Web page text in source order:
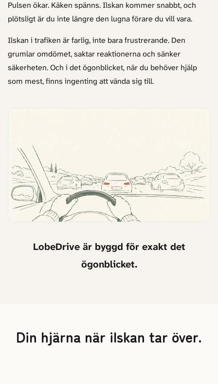
Pulsen ökar. Käken spänns. Ilskan kommer snabbt, och
plötsligt är du inte längre den lugna förare du vill vara.
Ilskan i trafiken är farlig, inte bara frustrerande. Den
grumlar omdömet, saktar reaktionerna och sänker
säkerheten. Och i det ögonblicket, när du behöver hjälp
som mest, finns ingenting att vända sig till.
LobeDrive är byggd för exakt det
ögonblicket.
Din hjärna när ilskan tar över.